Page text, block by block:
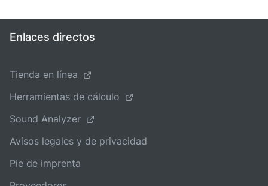
Enlaces directos
Tienda en línea
Herramientas de cálculo
Sound Analyzer
Avisos legales y de privacidad
Pie de imprenta